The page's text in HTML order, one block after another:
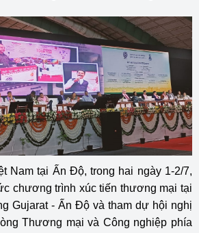
Nam tại Ấn Độ, trong hai ngày 1-2/7,
chương trình xúc tiến thương mại tại
Gujarat - Ấn Độ và tham dự hội nghị
Thương mại và Công nghiệp phía